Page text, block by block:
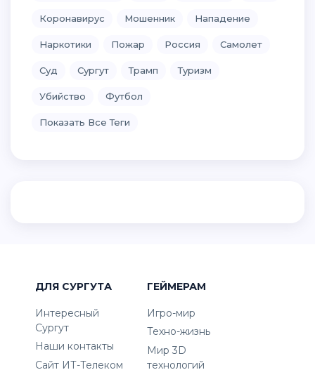
Коронавирус Мошенник Нападение
Наркотики Пожар Россия Самолет
Суд Сургут Трамп Туризм
Убийство Футбол
Показать Все Теги
ДЛЯ СУРГУТА
Интересный
Сургут
Наши контакты
Сайт ИТ-Телеком
ГЕЙМЕРАМ
Игро-мир
Техно-жизнь
Мир 3D
технологий